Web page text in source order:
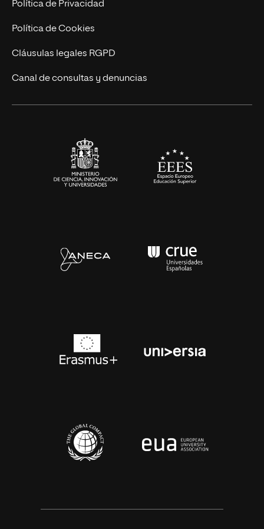
Cursos Universitarios
Actualidad
UNIR Revista
Eventos
Política de Privacidad
Política de Cookies
Cláusulas legales RGPD
Canal de consultas y denuncias